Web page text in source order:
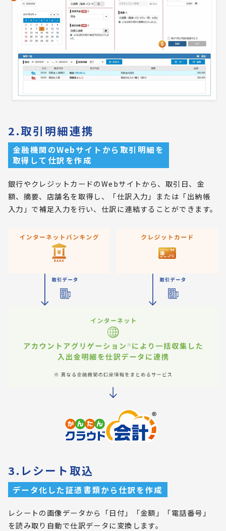
2.取引明細連携
金融機関のWebサイトから取引明細を
取得して仕訳を作成
銀行やクレジットカードのWebサイトから、取引日、金
額、摘要、店舗名を取得し、「仕訳入力」または「出納帳
入力」で補足入力を行い、仕訳に連結することができます。
3.レシート取込
データ化した証憑書類から仕訳を作成
レシートの画像データから「日付」「金額」「電話番号」
を読み取り自動で仕訳データに変換します。